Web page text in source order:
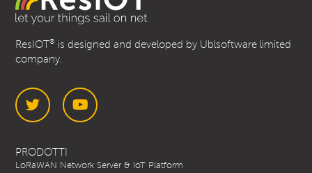
ResIOT® is designed and developed by Ublsoftware limited
company.
PRODOTTI
LoRaWAN Network Server & IoT Platform